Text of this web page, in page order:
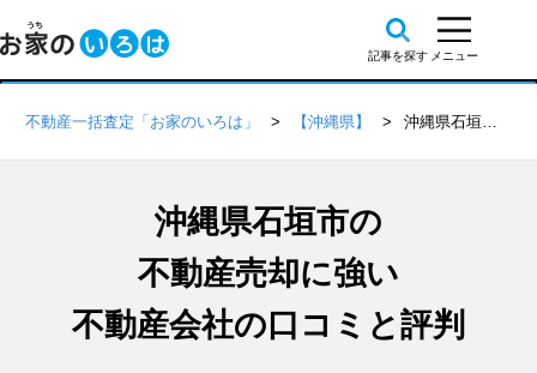
不動産一括査定「お家のいろは」 【沖縄県】 沖縄県石垣市の不動産会社 口コミ・評判一覧
沖縄県石垣市の
不動産売却に強い
不動産会社の口コミと評判